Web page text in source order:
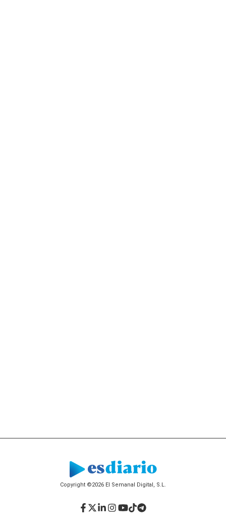
Copyright ©2026 El Semanal Digital, S.L.
Facebook
Twitter
LinkedIn
Instagram
YouTube
TikTok
Telegram